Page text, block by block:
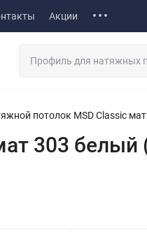
Акции
потолок MSD Classic
303 белый